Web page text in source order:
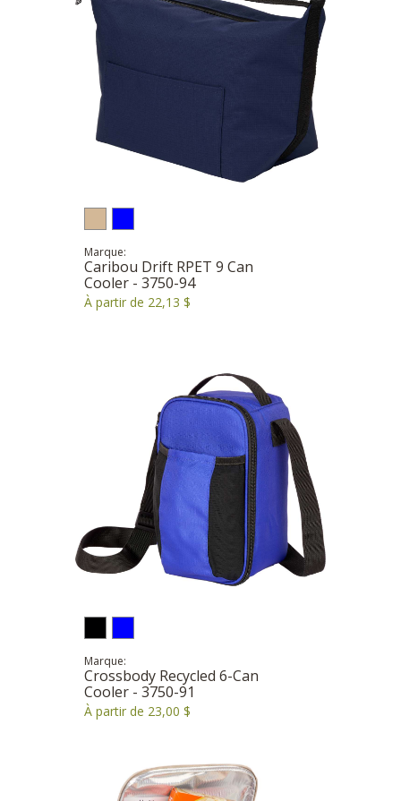
Marque:
Caribou Drift RPET 9 Can
Cooler - 3750-94
À partir de 22,13 $
Marque:
Crossbody Recycled 6-Can
Cooler - 3750-91
À partir de 23,00 $